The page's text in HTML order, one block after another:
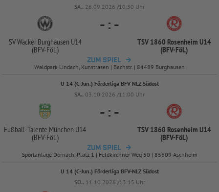
SA.. 26.09.2026 /10:30 Uhr
SV Wacker Burghausen U14
(BFV-FöL)
- : -
TSV 1860 Rosenheim U14
(BFV-FöL)
ZUM SPIEL
Waldpark Lindach, Kunstrasen | Bachstr. | 84489 Burghausen
U 14 (C-Jun.) Förderliga BFV-NLZ Südost
SA.. 03.10.2026 /11:00 Uhr
Fußball-Talente München U14
(BFV-FöL)
- : -
TSV 1860 Rosenheim U14
(BFV-FöL)
ZUM SPIEL
Sportanlage Dornach, Platz 1 | Feldkirchner Weg 50 | 85609 Aschheim
U 14 (C-Jun.) Förderliga BFV-NLZ Südost
SO.. 11.10.2026 /13:15 Uhr